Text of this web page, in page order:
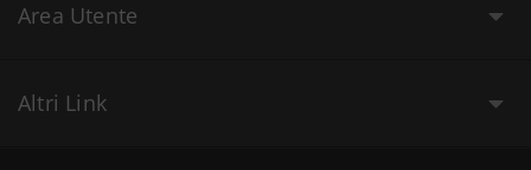
Area Utente
Altri Link